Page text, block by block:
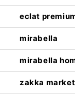
eclat
mirabella
mirabella
zakka market